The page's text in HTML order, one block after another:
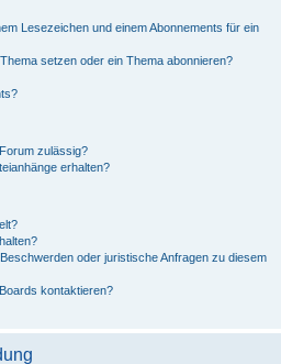
Lesezeichen und einem Abonnements für ein
setzen oder ein Thema abonnieren?
zulässig?
erhalten?
oder juristische Anfragen zu diesem
kontaktieren?